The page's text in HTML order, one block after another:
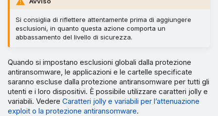
Si consiglia di riflettere attentamente prima di aggiungere
esclusioni, in quanto questa azione comporta un
abbassamento del livello di sicurezza.
Quando si impostano esclusioni globali dalla protezione
antiransomware, le applicazioni e le cartelle specificate
saranno escluse dalla protezione antiransomware per tutti gli
utenti e i loro dispositivi. È possibile utilizzare caratteri jolly e
variabili. Vedere Caratteri jolly e variabili per l’attenuazione
exploit o la protezione antiransomware.